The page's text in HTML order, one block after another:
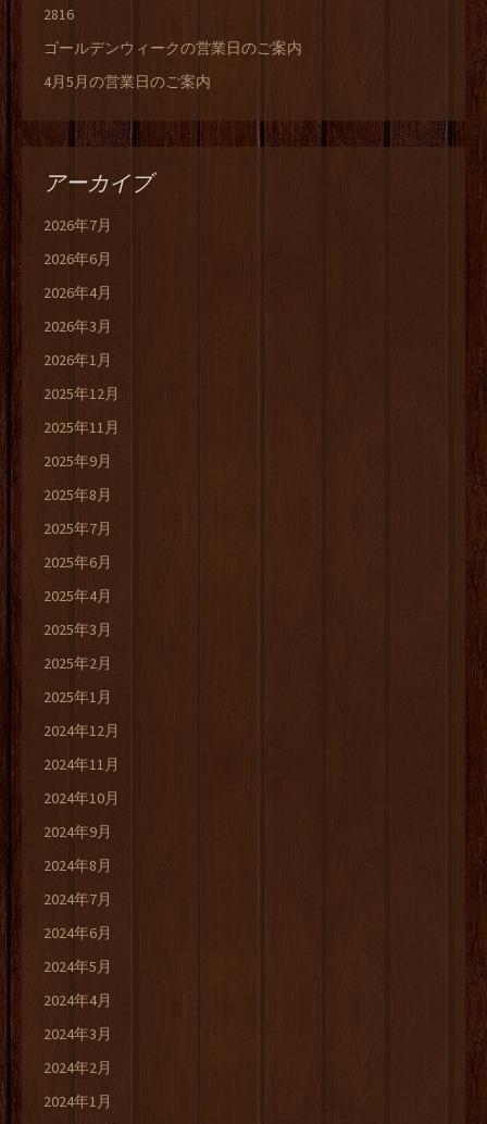
2816
ゴールデンウィークの営業日のご案内
4月5月の営業日のご案内
アーカイブ
2026年7月
2026年6月
2026年4月
2026年3月
2026年1月
2025年12月
2025年11月
2025年9月
2025年8月
2025年7月
2025年6月
2025年4月
2025年3月
2025年2月
2025年1月
2024年12月
2024年11月
2024年10月
2024年9月
2024年8月
2024年7月
2024年6月
2024年5月
2024年4月
2024年3月
2024年2月
2024年1月